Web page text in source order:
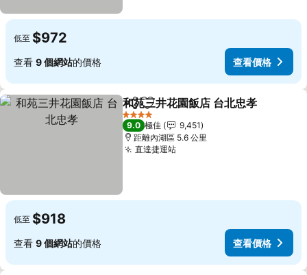
低至 $972
查看 9 個網站的價格 查看價格
分享 放到收藏夾
和苑三井花園飯店 台北忠孝
4 星級
9.0 極佳
9,451
距離內湖區 5.6 公里
直達捷運站查看價格
低至 $918
查看 9 個網站的價格 查看價格